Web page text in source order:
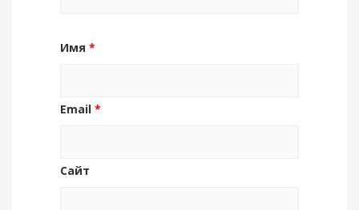
Имя *
Email *
Сайт